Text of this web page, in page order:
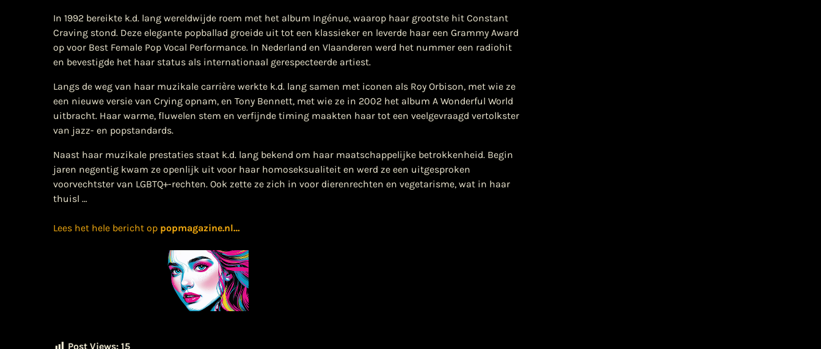
In 1992 bereikte k.d. lang wereldwijde roem met het album Ingénue, waarop haar grootste hit Constant
Craving stond. Deze elegante popballad groeide uit tot een klassieker en leverde haar een Grammy Award
op voor Best Female Pop Vocal Performance. In Nederland en Vlaanderen werd het nummer een radiohit
en bevestigde het haar status als internationaal gerespecteerde artiest.
Langs de weg van haar muzikale carrière werkte k.d. lang samen met iconen als Roy Orbison, met wie ze
een nieuwe versie van Crying opnam, en Tony Bennett, met wie ze in 2002 het album A Wonderful World
uitbracht. Haar warme, fluwelen stem en verfijnde timing maakten haar tot een veelgevraagd vertolkster
van jazz- en popstandards.
Naast haar muzikale prestaties staat k.d. lang bekend om haar maatschappelijke betrokkenheid. Begin
jaren negentig kwam ze openlijk uit voor haar homoseksualiteit en werd ze een uitgesproken
voorvechtster van LGBTQ+-rechten. Ook zette ze zich in voor dierenrechten en vegetarisme, wat in haar
thuisl …
Lees het hele bericht op popmagazine.nl…
Post Views: 15